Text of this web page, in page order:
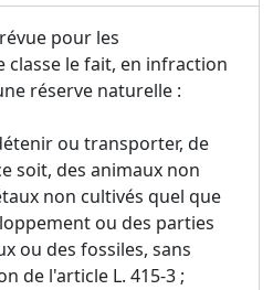
pour les
classe le fait, en infraction
réserve naturelle :
ou transporter, de
soit, des animaux non
non cultivés quel que
ou des parties
ou des fossiles, sans
de l'article L. 415-3 ;